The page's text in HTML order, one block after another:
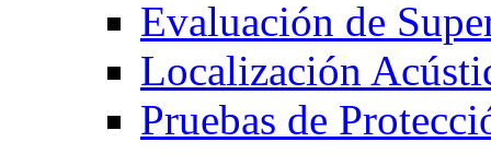
Evaluación de
Localización
Pruebas de